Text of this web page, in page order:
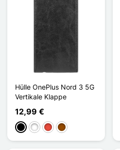
Hülle OnePlus Nord 3 5G
Vertikale Klappe
12,99 €
Schwarz
WeißRot Braun